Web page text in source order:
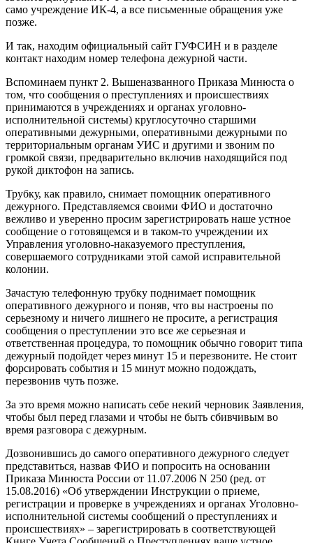
само учреждение ИК-4, а все письменные обращения уже
позже.
И так, находим официальный сайт ГУФСИН и в разделе
контакт находим номер телефона дежурной части.
Вспоминаем пункт 2. Вышеназванного Приказа Минюста о
том, что сообщения о преступлениях и происшествиях
принимаются в учреждениях и органах уголовно-
исполнительной системы) круглосуточно старшими
оперативными дежурными, оперативными дежурными по
территориальным органам УИС и другими и звоним по
громкой связи, предварительно включив находящийся под
рукой диктофон на запись.
Трубку, как правило, снимает помощник оперативного
дежурного. Представляемся своими ФИО и достаточно
вежливо и уверенно просим зарегистрировать наше устное
сообщение о готовящемся и в таком-то учреждении их
Управления уголовно-наказуемого преступления,
совершаемого сотрудниками этой самой исправительной
колонии.
Зачастую телефонную трубку поднимает помощник
оперативного дежурного и поняв, что вы настроены по
серьезному и ничего лишнего не просите, а регистрация
сообщения о преступлении это все же серьезная и
ответственная процедура, то помощник обычно говорит типа
дежурный подойдет через минут 15 и перезвоните. Не стоит
форсировать события и 15 минут можно подождать,
перезвонив чуть позже.
За это время можно написать себе некий черновик Заявления,
чтобы был перед глазами и чтобы не быть сбивчивым во
время разговора с дежурным.
Дозвонившись до самого оперативного дежурного следует
представиться, назвав ФИО и попросить на основании
Приказа Минюста России от 11.07.2006 N 250 (ред. от
15.08.2016) «Об утверждении Инструкции о приеме,
регистрации и проверке в учреждениях и органах Уголовно-
исполнительной системы сообщений о преступлениях и
происшествиях» – зарегистрировать в соответствующей